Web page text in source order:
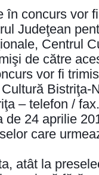
în concurs vor
Judeţean
Centrul
de către
vor fi
Bistriţa-
– telefon /
de 24 aprilie
care
atât la